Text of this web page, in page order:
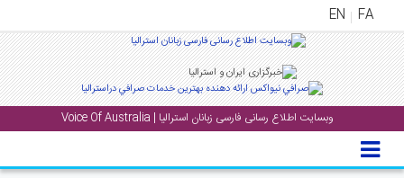
FA
EN
وبسایت اطلاع رسانی فارسی زبانان استرالیا | Voice Of Australia
منوی
اصلی